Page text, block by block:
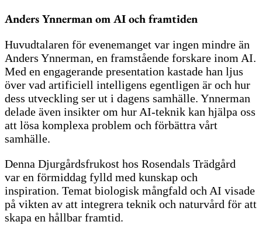
Anders Ynnerman om AI och framtiden
Huvudtalaren för evenemanget var ingen mindre än
Anders Ynnerman, en framstående forskare inom AI.
Med en engagerande presentation kastade han ljus
över vad artificiell intelligens egentligen är och hur
dess utveckling ser ut i dagens samhälle. Ynnerman
delade även insikter om hur AI-teknik kan hjälpa oss
att lösa komplexa problem och förbättra vårt
samhälle.
Denna Djurgårdsfrukost hos Rosendals Trädgård
var en förmiddag fylld med kunskap och
inspiration. Temat biologisk mångfald och AI visade
på vikten av att integrera teknik och naturvård för att
skapa en hållbar framtid.